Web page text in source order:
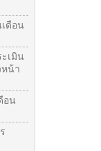
ดือน
เมิน
น้า
อน